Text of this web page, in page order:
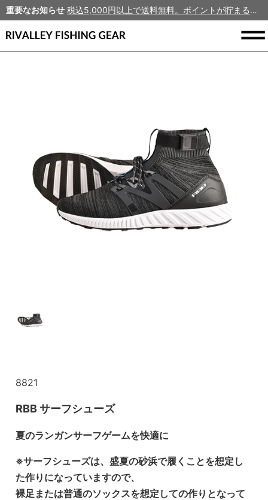
重要なお知らせ 税込5,000円以上で送料無料。ポイントが貯まる、新規会員募集中！
8821
RBB サーフシューズ
夏のランガンサーフゲームを快適に
※サーフシューズは、盛夏の砂浜で履くことを想定し
た作りになっていますので、
裸足または普通のソックスを想定しての作りとなって